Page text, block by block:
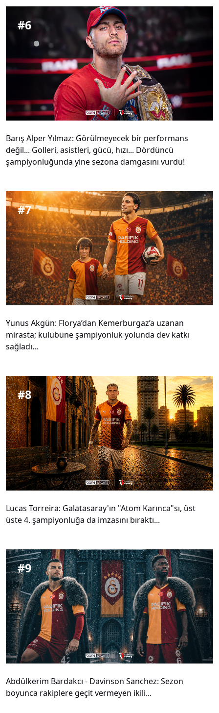
#6
Barış Alper Yılmaz: Görülmeyecek bir performans
değil... Golleri, asistleri, gücü, hızı... Dördüncü
şampiyonluğunda yine sezona damgasını vurdu!
#7
Yunus Akgün: Florya’dan Kemerburgaz’a uzanan
mirasta; kulübüne şampiyonluk yolunda dev katkı
sağladı...
#8
Lucas Torreira: Galatasaray'ın "Atom Karınca"sı, üst
üste 4. şampiyonluğa da imzasını bıraktı...
#9
Abdülkerim Bardakcı - Davinson Sanchez: Sezon
boyunca rakiplere geçit vermeyen ikili...